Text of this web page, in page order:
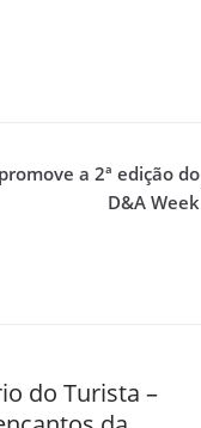
a 2ª edição do
D&A Week
do Turista –